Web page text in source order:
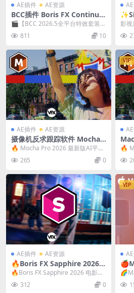
AE插件 AE资源
BCC插件 Boris FX Continuu
m Complete 2026.5 v19.5.4
Win/Mac AE/PR/达芬奇/Nu
ke/FCPX/AVID/Vegas视频转
el/M芯片
🎬【BCC 2026.5全平台特效套装插
件】300+专业特效 · 40+转场 ·...
811 10
抠
gas
影视
E/
AE插件 AE资源
摄像机反求跟踪软件 Mocha
Pro 2026.5.0 For AE/OFX/A
VX摩卡插件 Win破解版
🔥 Mocha Pro 2026 最新版AI平面
追踪智能抠像摩卡软件插件 Moc...
265 0
VIP
E/
🔥
平
AE插件 AE资源
🔥Boris FX Sapphire 2026.5
Win Ae/Pr/Ps/OFX/达芬奇蓝
宝石插件一键安装版
🔥Boris FX Sapphire 2026 电影级
312 0
VIP
e
特